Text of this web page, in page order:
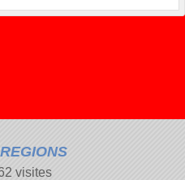
REGIONS
visites